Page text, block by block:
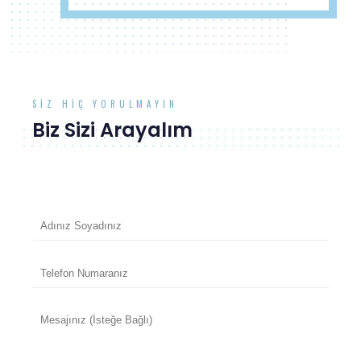
SIZ HIÇ YORULMAYIN
Biz Sizi Arayalım